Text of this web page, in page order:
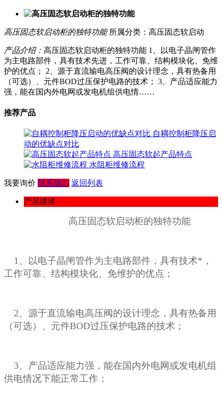
高压固态软启动柜的独特功能 所属分类：高压固态软启动
产品介绍： 高压固态软启动柜的独特功能 1、以电子晶闸管作
为主电路部件，具有技术先进，工作可靠、结构模块化、免维
护的优点； 2、源于直流输电高压阀的设计理念，具有热备用
（可选）、元件BOD过压保护电路的技术； 3、产品适应能力
强，能在国内外电网或发电机组供电情……
推荐产品
自耦控制柜降压启
动的优缺点对比
高压固态软起产品特点
水阻柜维修流程
我要询价 联系我们 返回列表
产品描述
高压固态软启动柜的独特功能
1、以电子晶闸管作为主电路部件，具有技术*，
工作可靠、结构模块化、免维护的优点；
2、源于直流输电高压阀的设计理念，具有热备用
（可选）、元件BOD过压保护电路的技术；
3、产品适应能力强，能在国内外电网或发电机组
供电情况下能正常工作；